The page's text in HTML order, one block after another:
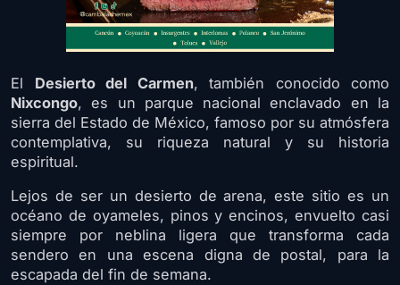
El Desierto del Carmen, también conocido como
Nixcongo, es un parque nacional enclavado en la
sierra del Estado de México, famoso por su atmósfera
contemplativa, su riqueza natural y su historia
espiritual.
Lejos de ser un desierto de arena, este sitio es un
océano de oyameles, pinos y encinos, envuelto casi
siempre por neblina ligera que transforma cada
sendero en una escena digna de postal, para la
escapada del fin de semana.